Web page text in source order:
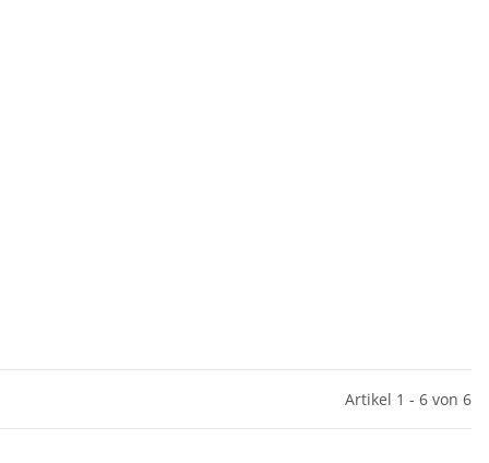
Artikel 1 - 6 von 6